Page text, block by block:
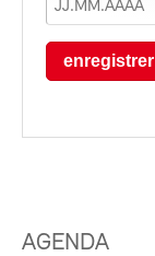
enregistrer
AGENDA